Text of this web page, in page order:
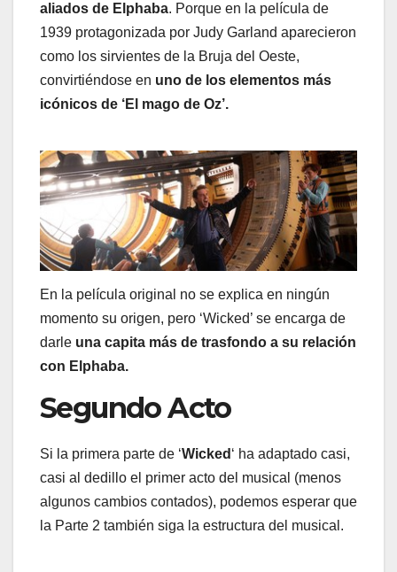
aliados de Elphaba. Porque en la película de
1939 protagonizada por Judy Garland aparecieron
como los sirvientes de la Bruja del Oeste,
convirtiéndose en uno de los elementos más
icónicos de ‘El mago de Oz’.
En la película original no se explica en ningún
momento su origen, pero ‘Wicked’ se encarga de
darle una capita más de trasfondo a su relación
con Elphaba.
Segundo Acto
Si la primera parte de ‘Wicked ‘ ha adaptado casi,
casi al dedillo el primer acto del musical (menos
algunos cambios contados), podemos esperar que
la Parte 2 también siga la estructura del musical.